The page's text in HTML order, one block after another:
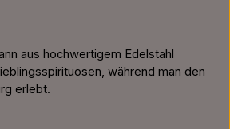
aus hochwertigem Edelstahl
während man den
erlebt.